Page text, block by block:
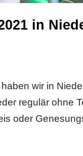
in
wir in
regulär ohne
oder